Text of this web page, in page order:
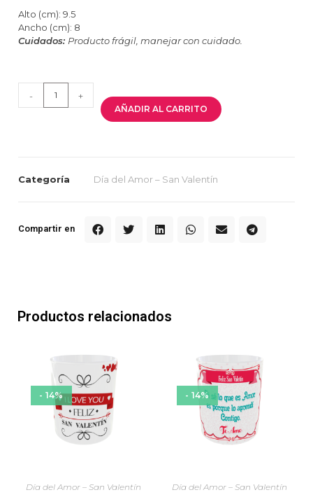
Alto (cm): 9.5
Ancho (cm): 8
Cuidados: Producto frágil, manejar con cuidado.
- +
AÑADIR AL CARRITO
Categoría Día del Amor – San Valentín
Compartir en
Productos relacionados
- 14%
Día del Amor – San Valentín
- 14%
Día del Amor – San Valentín